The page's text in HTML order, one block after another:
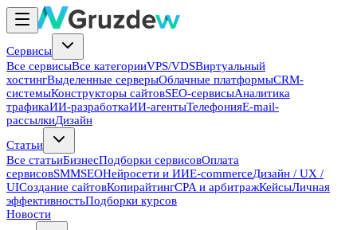
Сервисы
Все сервисыВсе категорииVPS/VDSВиртуальный
хостингВыделенные серверыОблачные платформыCRM-
системыКонструкторы сайтовSEO-сервисыАналитика
трафикаИИ-разработкаИИ-агентыТелефонияE-mail-
рассылкиДизайн
Статьи
Все статьиБизнесПодборки сервисовОплата
сервисовSMMSEOНейросети и ИИE-commerceДизайн / UX /
UIСоздание сайтовКопирайтингCPA и арбитражКейсыЛичная
эффективностьПодборки курсов
Новости